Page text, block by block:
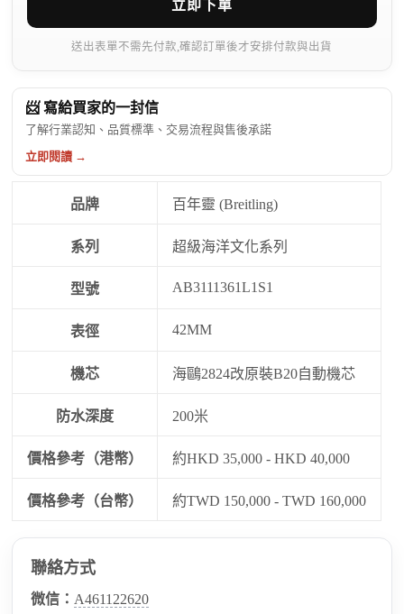
立即下單
送出表單不需先付款,確認訂單後才安排付款與出貨
📨 寫給買家的一封信
了解行業認知、品質標準、交易流程與售後承諾
立即閱讀 →
品牌 百年靈 (Breitling)
系列 超級海洋文化系列
型號 AB3111361L1S1
表徑 42MM
機芯 海鷗2824改原裝B20自動機芯
防水深度 200米
價格參考（港幣） 約HKD 35,000 - HKD 40,000
價格參考（台幣） 約TWD 150,000 - TWD 160,000
聯絡方式
微信： A461122620